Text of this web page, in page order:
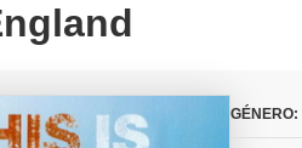
GÉNERO: